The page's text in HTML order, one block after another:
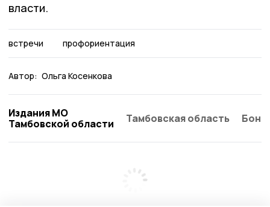
власти.
встречи профориентация
Автор: Ольга Косенкова
Издания МО
Тамбовской области
Тамбовская область